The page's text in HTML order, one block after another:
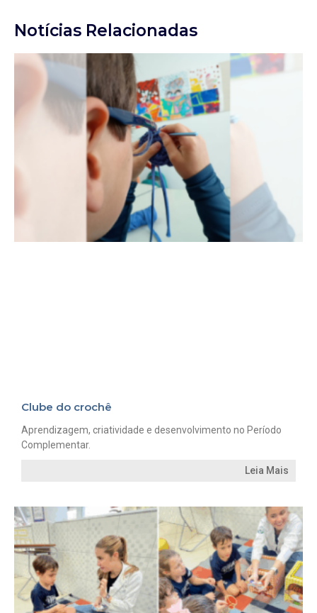
Notícias Relacionadas
Clube do crochê
Aprendizagem, criatividade e desenvolvimento no Período
Complementar.
Leia Mais